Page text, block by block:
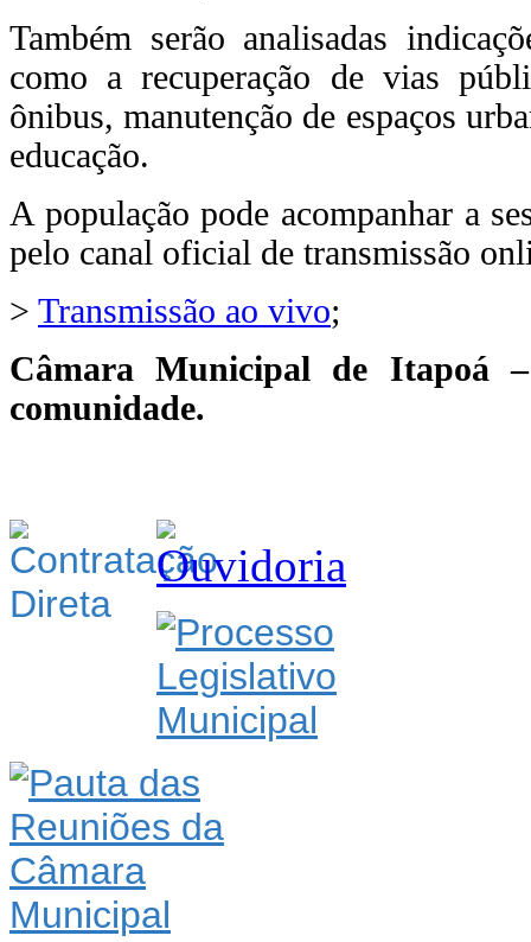
Também serão analisadas
como a recuperação de vias
ônibus, manutenção de espaços
educação.
A população pode acompanhar a
pelo canal oficial de transmissão
> Transmissão ao vivo;
Câmara Municipal de Itapoá
comunidade.